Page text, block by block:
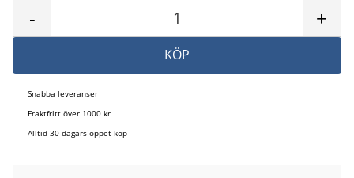
+
-
KÖP
Snabba leveranser
Fraktfritt över 1000 kr
Alltid 30 dagars öppet köp